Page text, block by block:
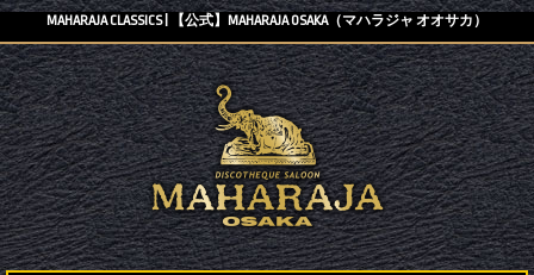
MAHARAJA CLASSICS | 【公式】MAHARAJA OSAKA（マハラジャ オオサカ）